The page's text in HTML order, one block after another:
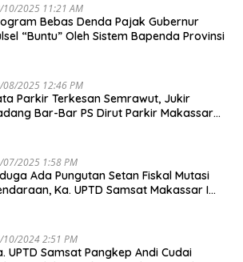
10/2025 11:21 AM
Bebas Denda Pajak Gubernur
“Buntu” Oleh Sistem Bapenda Provinsi
08/2025 12:46 PM
Parkir Terkesan Semrawut, Jukir
Bar-Bar PS Dirut Parkir Makassar
07/2025 1:58 PM
Ada Pungutan Setan Fiskal Mutasi
Ka. UPTD Samsat Makassar I
10/2024 2:51 PM
UPTD Samsat Pangkep Andi Cudai